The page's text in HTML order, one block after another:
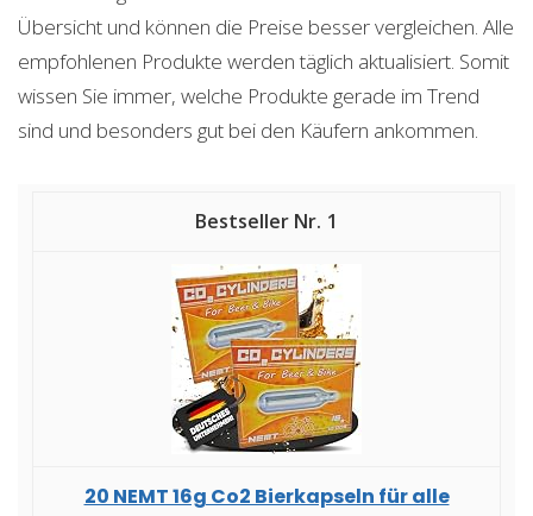
Übersicht und können die Preise besser vergleichen. Alle
empfohlenen Produkte werden täglich aktualisiert. Somit
wissen Sie immer, welche Produkte gerade im Trend
sind und besonders gut bei den Käufern ankommen.
1
20 NEMT 16g Co2 Bierkapseln für alle